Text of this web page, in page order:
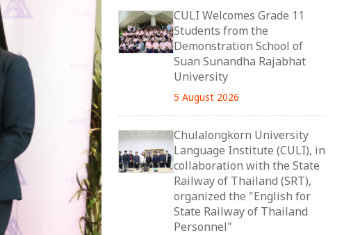
CULI Welcomes Grade 11
Students from the
Demonstration School of
Suan Sunandha Rajabhat
University
5 August 2026
Chulalongkorn University
Language Institute (CULI), in
collaboration with the State
Railway of Thailand (SRT),
organized the "English for
State Railway of Thailand
Personnel"